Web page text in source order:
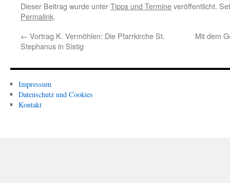
Dieser Beitrag wurde unterTipps und Termineveröffentlicht.
Permalink.
← Vortrag K. Vermöhlen: Die Pfarrkirche St.
Stephanus in Sistig
Mit dem
Impressum
Datenschutz und Cookies
Kontakt